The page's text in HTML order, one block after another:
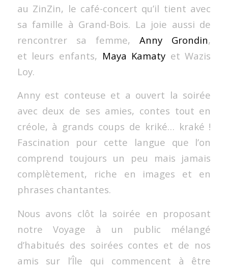
au ZinZin, le café-concert qu’il tient avec
sa famille à Grand-Bois. La joie aussi de
rencontrer sa femme,Anny Grondin,
et leurs enfants, Maya Kamaty et Wazis
Loy.
Anny est conteuse et a ouvert la soirée
avec deux de ses amies, contes tout en
créole, à grands coups de kriké… kraké !
Fascination pour cette langue que l’on
comprend toujours un peu mais jamais
complètement, riche en images et en
phrases chantantes.
Nous avons clôt la soirée en proposant
notre Voyage à un public mélangé
d’habitués des soirées contes et de nos
amis sur l’Île qui commencent à être